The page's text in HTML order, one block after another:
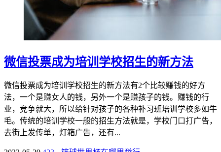
微信投票成为培训学校招生的新方法
微信投票成为培训学校招生的新方法有2个比较赚钱的好方
法，一个是赚女人的钱，另外一个是赚孩子的钱。赚钱的行
业，竞争就大，所以给针对孩子的各种补习班培训学校多如牛
毛。传统的培训学校一般的招生方法就是，学校门口打广告，
去街上发传单，灯箱广告，还有...